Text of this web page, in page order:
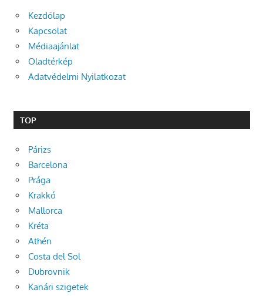
Kezdőlap
Kapcsolat
Médiaajánlat
Oladtérkép
Adatvédelmi Nyilatkozat
TOP
Párizs
Barcelona
Prága
Krakkó
Mallorca
Kréta
Athén
Costa del Sol
Dubrovnik
Kanári szigetek